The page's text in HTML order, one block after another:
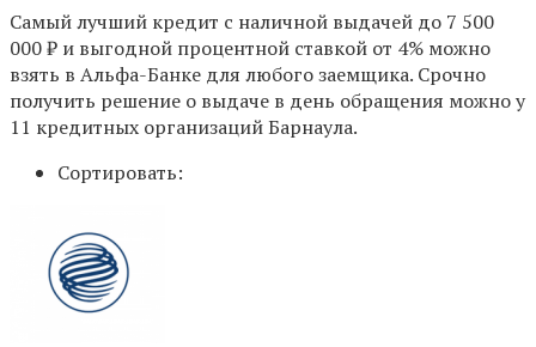
Самый лучший кредит с наличной выдачей до 7 500
000 ₽ и выгодной процентной ставкой от 4% можно
взять в Альфа-Банке для любого заемщика. Срочно
получить решение о выдаче в день обращения можно у
11 кредитных организаций Барнаула.
Сортировать: